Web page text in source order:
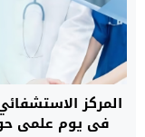
المركز
في يوم علمي